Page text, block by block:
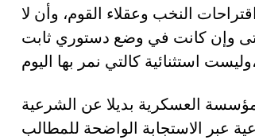
النخب وعقلاء القوم، وأن لا
وإن كانت في وضع دستوري ثابت
العسكرية بديلا عن الشرعية
عبر الاستجابة الواضحة للمطالب